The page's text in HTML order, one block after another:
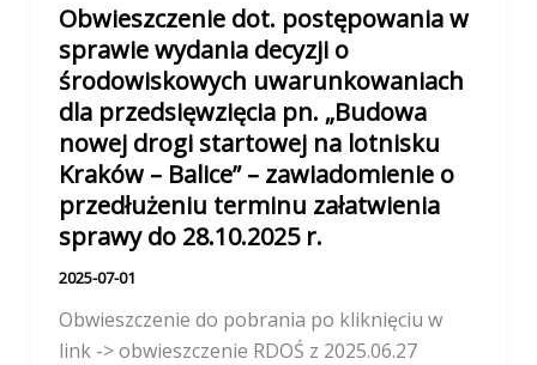
Obwieszczenie dot. postępowania w
sprawie wydania decyzji o
środowiskowych uwarunkowaniach
dla przedsięwzięcia pn. „Budowa
nowej drogi startowej na lotnisku
Kraków – Balice” – zawiadomienie o
przedłużeniu terminu załatwienia
sprawy do 28.10.2025 r.
2025-07-01
Obwieszczenie do pobrania po kliknięciu w
link -> obwieszczenie RDOŚ z 2025.06.27